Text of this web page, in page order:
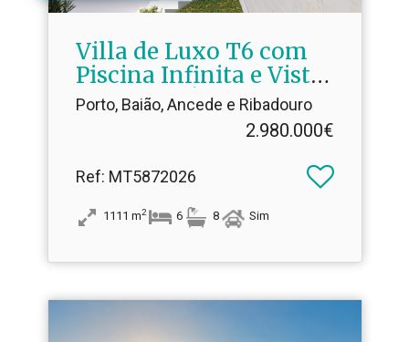
Villa de Luxo T6 com
Piscina Infinita e Vista
Rio Douro | Conclusão
Brevemente
Porto, Baião, Ancede e Ribadouro
2.980.000€
Ref: MT5872026
1111 m2 6 8 Sim